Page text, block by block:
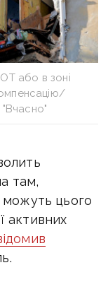
або в зоні
"Вчасно"
там,
можуть цього
активних